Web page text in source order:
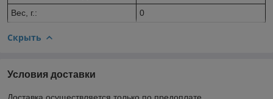
Вес, г.:
0
Скрыть
Условия доставки
Доставка осуществляется только по предоплате.